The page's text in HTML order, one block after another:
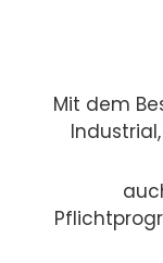
Mit dem